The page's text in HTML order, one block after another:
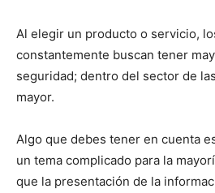
Al elegir un producto o servicio,
constantemente buscan tener
seguridad; dentro del sector de
mayor.
Algo que debes tener en cuenta
un tema complicado para la
que la presentación de la